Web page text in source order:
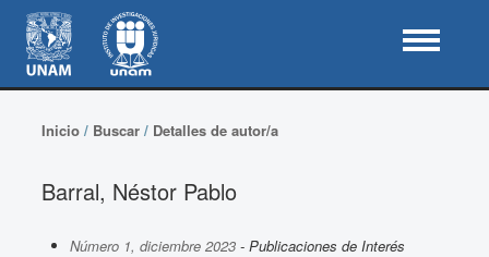
Inicio/ Buscar/ Detalles de autor/a
Barral, Néstor Pablo
Número 1, diciembre 2023- Publicaciones de Interés